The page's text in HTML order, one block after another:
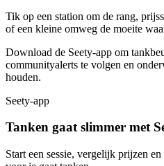
Tik op een station om de rang,
of een kleine omweg de moeite
Download de Seety-app om
communityalerts te volgen en
houden.
Seety-app
Tanken gaat slimmer met
Start een sessie, vergelijk prijzen